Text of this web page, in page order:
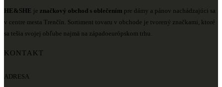
HE&SHE je značkový obchod s oblečením pre dámy a pánov nachádzajúci sa
v centre mesta Trenčín. Sortiment tovaru v obchode je tvorený značkami, ktoré
sa tešia svojej obľube najmä na západoeurópskom trhu.
KONTAKT
ADRESA